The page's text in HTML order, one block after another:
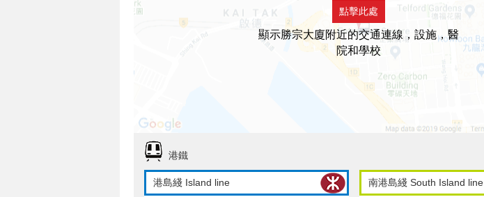
點擊此處
顯示勝宗大廈附近的交通連線，設施，醫
院和學校
港鐵
港島綫 Island line 南港島綫 South Island line